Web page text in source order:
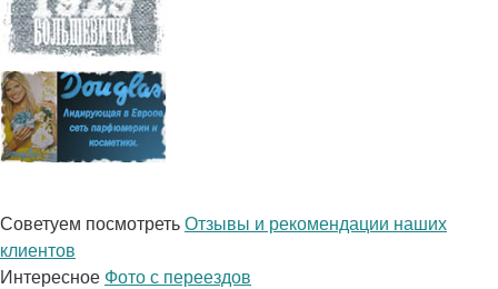
Советуем посмотреть Отзывы и рекомендации наших
клиентов
Интересное Фото с переездов